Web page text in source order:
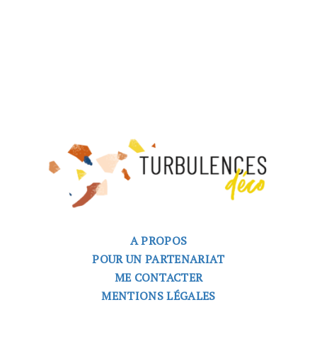
A PROPOS
POUR UN PARTENARIAT
ME CONTACTER
MENTIONS LÉGALES